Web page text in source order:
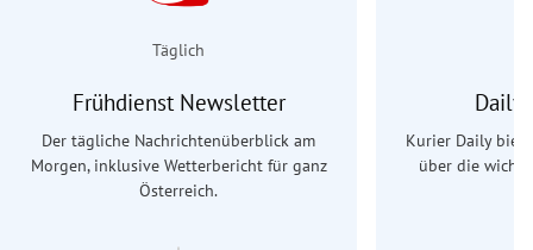
Täglich
Frühdienst Newsletter
Der tägliche Nachrichtenüberblick am
Morgen, inklusive Wetterbericht für ganz
Österreich.
Daily
Kurier Daily
über die